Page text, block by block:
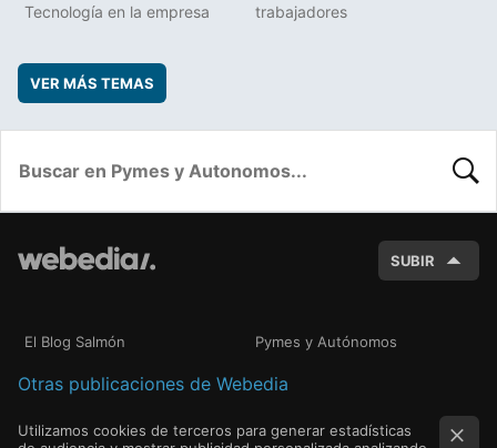
Tecnología en la empresa trabajadores
VER MÁS TEMAS
SUBIR
El Blog Salmón Pymes y Autónomos
Otras publicaciones de Webedia
Utilizamos cookies de terceros para generar estadísticas